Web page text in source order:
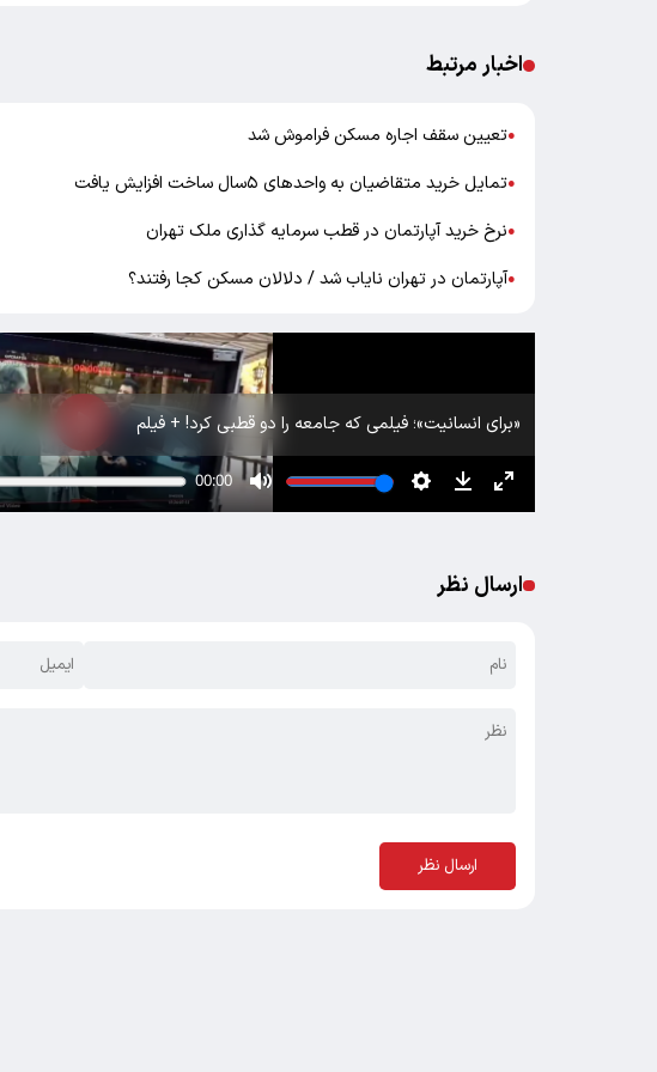
اخبار مرتبط
●تعیین سقف اجاره مسکن فراموش شد
●تمایل خرید متقاضیان به واحد‌های ۵سال ساخت افزایش یافت
●نرخ خرید آپارتمان در قطب سرمایه گذاری ملک تهران
●آپارتمان در تهران نایاب شد / دلالان مسکن کجا رفتند؟
«برای انسانیت»؛ فیلمی که جامعه را دو قطبی کرد! + فیلم
ارسال نظر
ارسال نظر